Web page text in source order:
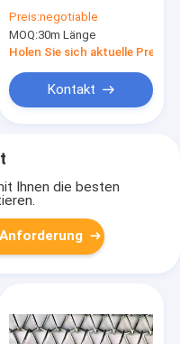
Drahtgewebe-
Maschendraht
Preis:negotiable
MOQ:30m Länge
Holen Sie sich aktuelle Preis
Kontakt
Ihnen die besten